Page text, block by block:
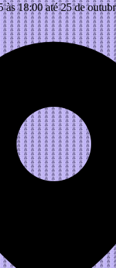
às 18:00 até 25 de